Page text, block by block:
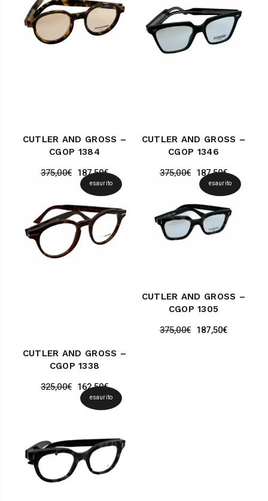
CUTLER AND GROSS –
CGOP 1384
375,00€ 187,50€
CUTLER AND GROSS –
CGOP 1346
375,00€ 187,50€
esaurito
CUTLER AND GROSS –
CGOP 1338
325,00€ 162,50€
esaurito
CUTLER AND GROSS –
CGOP 1305
375,00€ 187,50€
esaurito